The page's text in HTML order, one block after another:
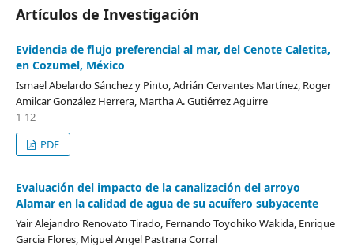
Artículos de Investigación
Evidencia de flujo preferencial al mar, del Cenote Caletita,
en Cozumel, México
Ismael Abelardo Sánchez y Pinto, Adrián Cervantes Martínez, Roger
Amilcar González Herrera, Martha A. Gutiérrez Aguirre
1-12
PDF
Evaluación del impacto de la canalización del arroyo
Alamar en la calidad de agua de su acuífero subyacente
Yair Alejandro Renovato Tirado, Fernando Toyohiko Wakida, Enrique
Garcia Flores, Miguel Angel Pastrana Corral